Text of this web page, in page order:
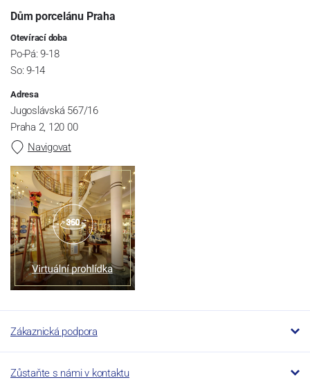
Dům porcelánu Praha
Otevírací doba
Po-Pá: 9-18
So: 9-14
Adresa
Jugoslávská 567/16
Praha 2, 120 00
Navigovat
Zákaznická podpora
Zůstaňte s námi v kontaktu